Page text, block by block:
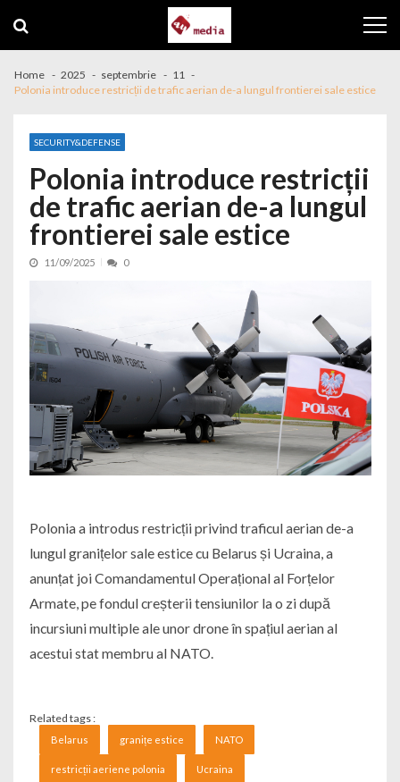
Home 2025 septembrie
11
Polonia introduce restricții de trafic aerian de-a lungul frontierei sale estice
SECURITY&DEFENSE
Polonia introduce restricții
de trafic aerian de-a lungul
frontierei sale estice
11/09/2025 0
Polonia a introdus restricții privind traficul aerian de-a
lungul granițelor sale estice cu Belarus și Ucraina, a
anunțat joi Comandamentul Operațional al Forțelor
Armate, pe fondul creșterii tensiunilor la o zi după
incursiuni multiple ale unor drone în spațiul aerian al
acestui stat membru al NATO.
Related tags :
Belarus granițe estice NATO
restricții aeriene polonia Ucraina